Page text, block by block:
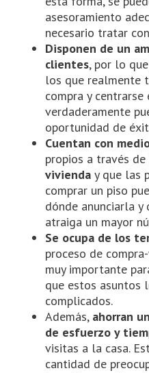
asesoramiento
necesario tratar
Disponen de un
clientes, por lo
los que realmente
compra y
verdaderamente
oportunidad de
Cuentan con
propios a través
vivienda y que las
comprar un piso
dónde anunciarla y
atraiga un mayor
Se ocupa de los
proceso de
muy importante
que estos asuntos
complicados.
Además, ahorran
de esfuerzo y
visitas a la casa.
cantidad de